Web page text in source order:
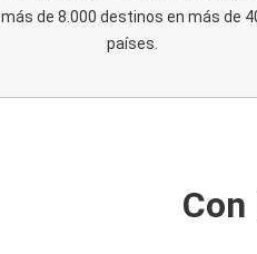
más de 8.000 destinos en más de
países.